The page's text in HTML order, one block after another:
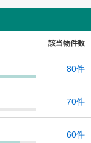
該当物件数
80件
70件
60件